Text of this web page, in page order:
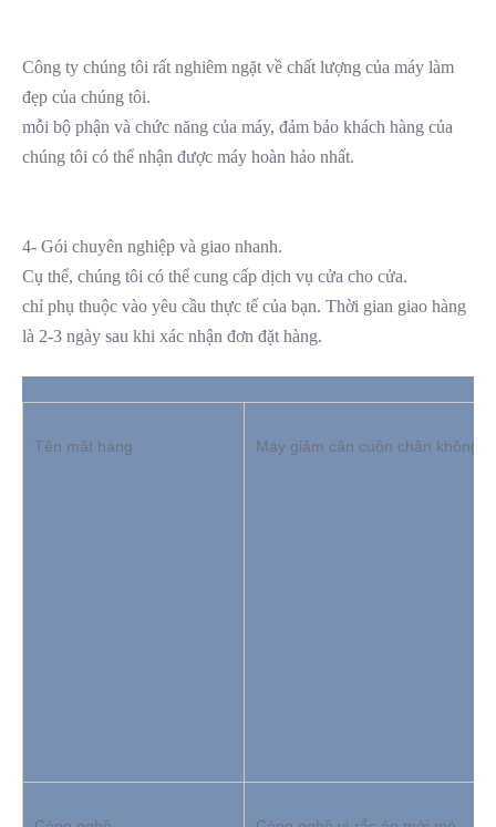
Công ty chúng tôi rất nghiêm ngặt về chất lượng của máy làm
đẹp của chúng tôi.
mỗi bộ phận và chức năng của máy, đảm bảo khách hàng của
chúng tôi có thể nhận được máy hoàn hảo nhất.
4- Gói chuyên nghiệp và giao nhanh.
Cụ thể, chúng tôi có thể cung cấp dịch vụ cửa cho cửa.
chỉ phụ thuộc vào yêu cầu thực tế của bạn. Thời gian giao hàng
là 2-3 ngày sau khi xác nhận đơn đặt hàng.
Tên mặt hàng Máy giảm cân cuộn chân không